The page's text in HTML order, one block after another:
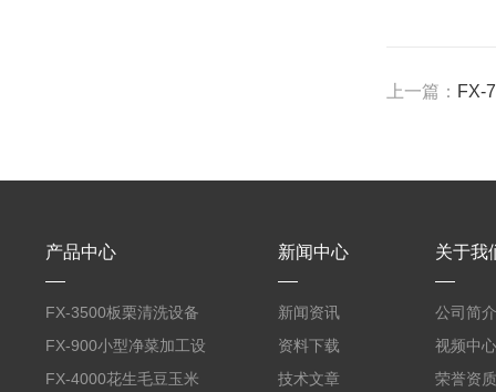
上一篇： FX-
产品中心
FX-3500板栗清洗设备
全自动气泡清洗机
FX-900小型净菜加工设
备野菜清洗机
FX-4000花生毛豆玉米
新闻中心
新闻资讯
资料下载
技术文章
关于我
公司简介
视频中心
荣誉资质